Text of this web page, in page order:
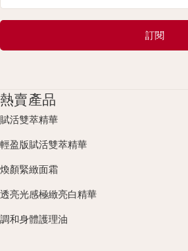
訂閱
熱賣產品
賦活雙萃精華
輕盈版賦活雙萃精華
煥顏緊緻面霜
透亮光感極緻亮白精華
調和身體護理油